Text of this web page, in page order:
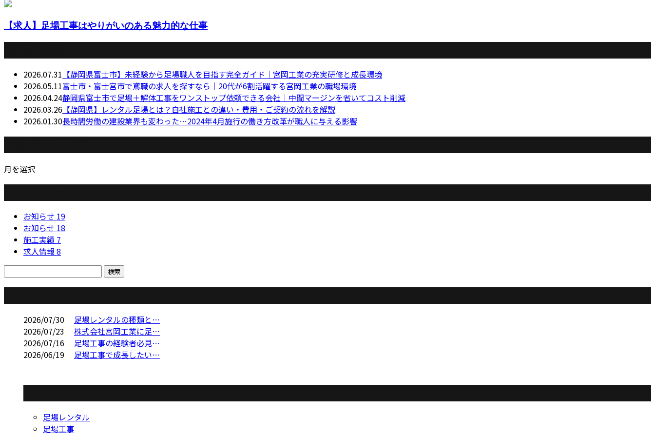
【求人】足場工事はやりがいのある魅力的な仕事
2026.07.31 【静岡県富士市】未経験から足場職人を目指す完全ガイド｜宮岡工業の充実研修と成長環境
2026.05.11富士市・富士宮市で鳶職の求人を探すなら｜20代が6割活躍する宮岡工業の職場環境
2026.04.24静岡県富士市で足場＋解体工事をワンストップ依頼できる会社｜中間マージンを省いてコスト削減
2026.03.26 【静岡県】レンタル足場とは？自社施工との違い・費用・ご契約の流れを解説
2026.01.30長時間労働の建設業界も変わった…2024年4月施行の働き方改革が職人に与える影響
月を選択
お知らせ 19
お知らせ 18
施工実績 7
求人情報 8
2026/07/30
足場レンタルの種類と…
2026/07/23
株式会社宮岡工業に足…
2026/07/16
足場工事の経験者必見…
2026/06/19
足場工事で成長したい…
足場レンタル
足場工事